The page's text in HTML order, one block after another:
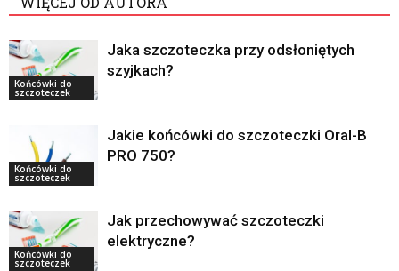
Końcówki do
szczoteczek
Jaka szczoteczka przy odsłoniętych
szyjkach?
Końcówki do
szczoteczek
Jakie końcówki do szczoteczki Oral-B
PRO 750?
Końcówki do
szczoteczek
Jak przechowywać szczoteczki
elektryczne?